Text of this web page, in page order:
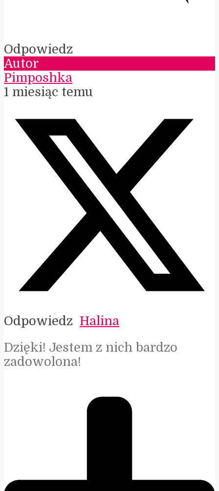
Odpowiedz
Autor
Pimposhka
1 miesiąc temu
Odpowiedz Halina
Dzięki! Jestem z nich bardzo
zadowolona!